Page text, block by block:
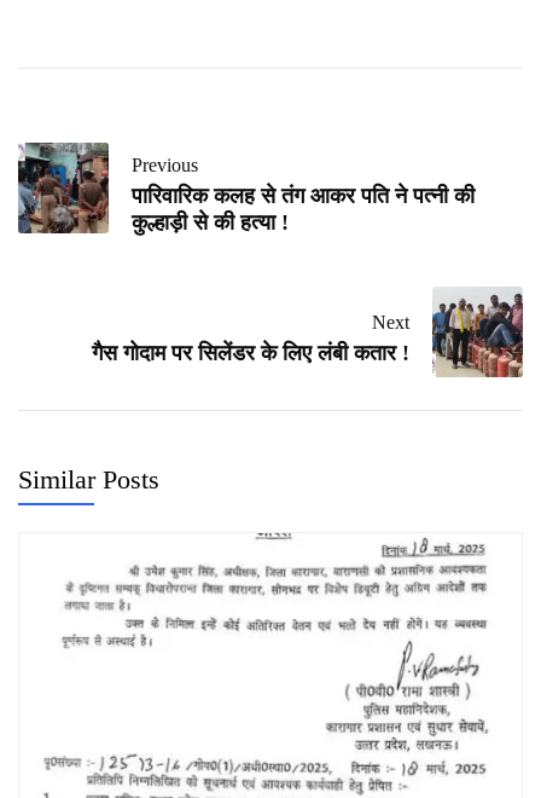
Previous
पारिवारिक कलह से तंग आकर पति ने पत्नी की
कुल्हाड़ी से की हत्या !
Next
गैस गोदाम पर सिलेंडर के लिए लंबी कतार !
Similar Posts